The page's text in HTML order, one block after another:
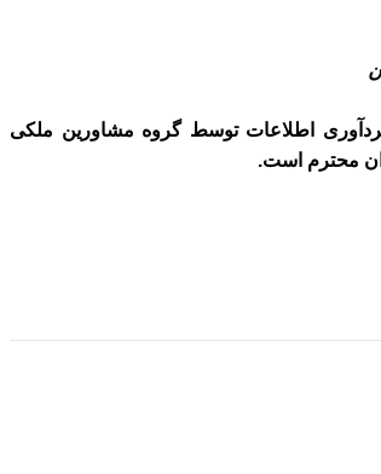
اطلاعات توسطگروه مشاورین ملکی
محترم است.